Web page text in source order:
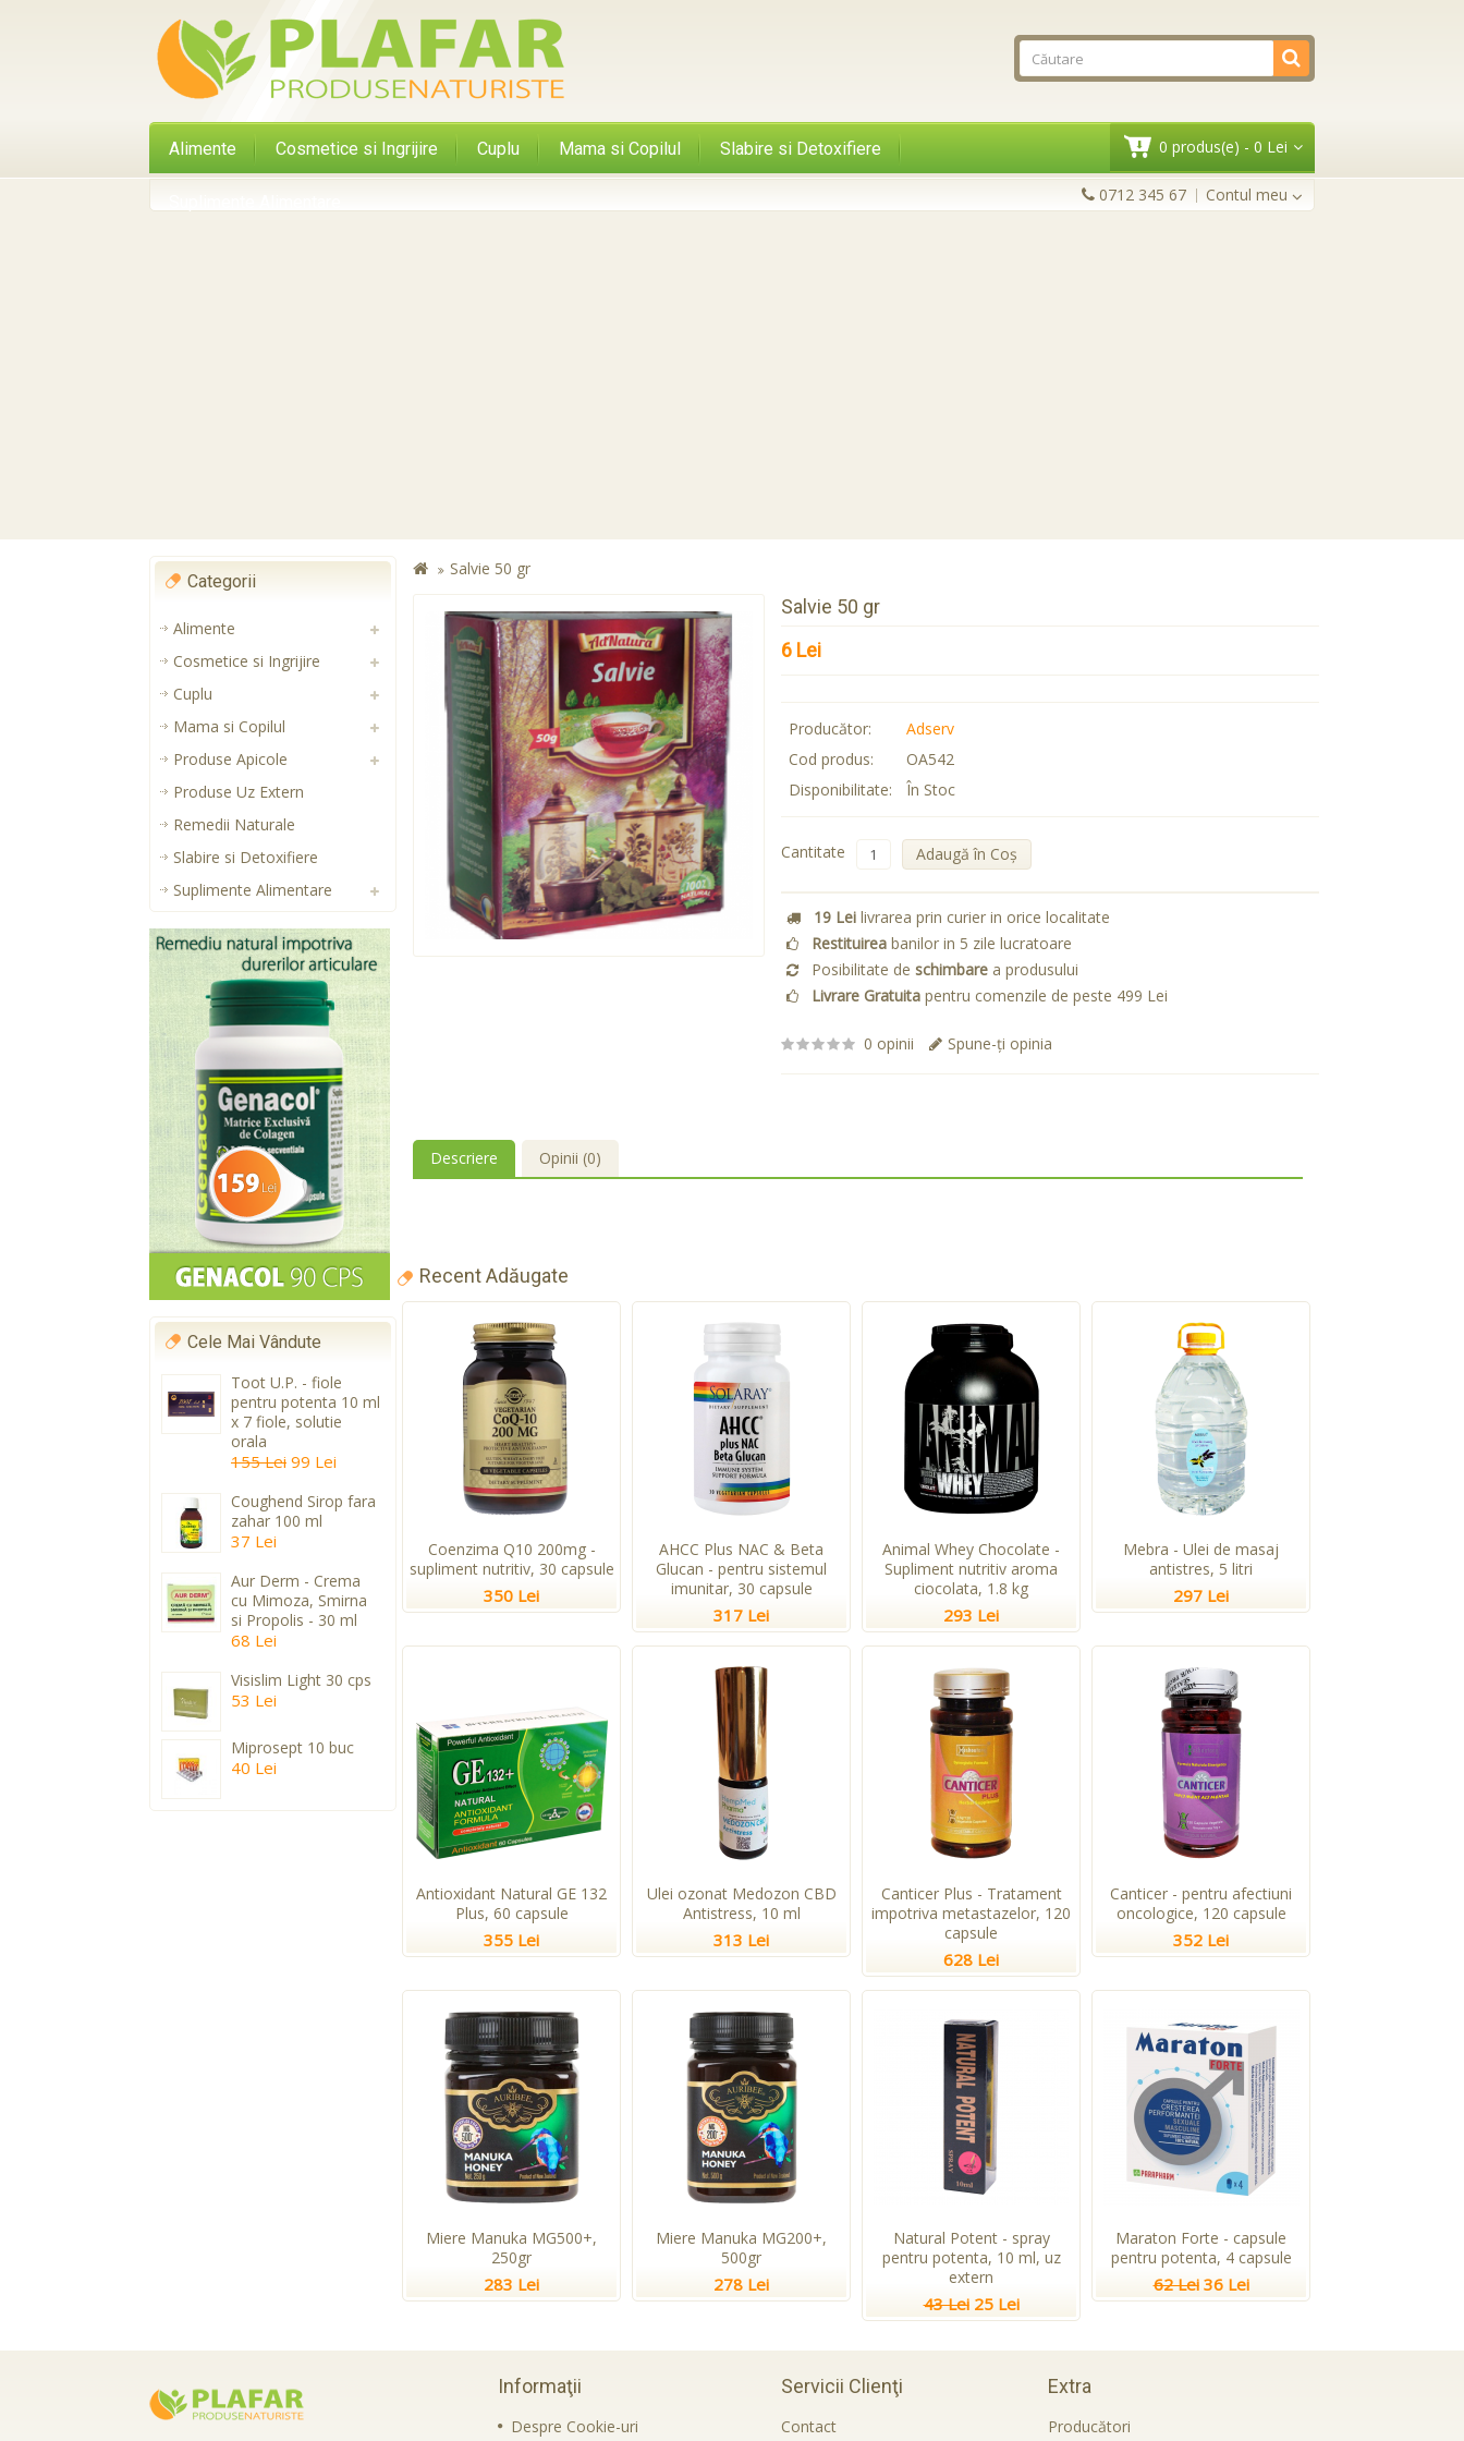
Alimente Cosmetice si Ingrijire Cuplu Mama si Copilul Slabire si Detoxifiere 0 produs(e) - 0 Lei
0712 345 67 Contul meu
Categorii
Alimente
Cosmetice si Ingrijire
Cuplu
Mama si Copilul
Produse Apicole
Produse Uz Extern
Remedii Naturale
Slabire si Detoxifiere
Suplimente Alimentare
Cele Mai Vândute
Toot U.P. - fiole
pentru potenta 10 ml
x 7 fiole, solutie
orala
155 Lei 99 Lei
Coughend Sirop fara
zahar 100 ml
37 Lei
Aur Derm - Crema
cu Mimoza, Smirna
si Propolis - 30 ml
68 Lei
Visislim Light 30 cps
53 Lei
Miprosept 10 buc
40 Lei
Salvie 50 gr
Salvie 50 gr
6 Lei
Producător:
Adserv
Cod produs:
OA542
Disponibilitate:
În Stoc
Cantitate Adaugă în Coş
19 Leilivrarea prin curier in orice localitate
Restituireabanilor in 5 zile lucratoare
Posibilitate de schimbarea produsului
Livrare Gratuitapentru comenzile de peste 499 Lei
0 opinii Spune-ţi opinia
Descriere Opinii (0)
Recent Adăugate
Coenzima Q10 200mg -
supliment nutritiv, 30 capsule
350 Lei
AHCC Plus NAC & Beta
Glucan - pentru sistemul
imunitar, 30 capsule
317 Lei
Animal Whey Chocolate -
Supliment nutritiv aroma
ciocolata, 1.8 kg
293 Lei
Mebra - Ulei de masaj
antistres, 5 litri
297 Lei
Antioxidant Natural GE 132
Plus, 60 capsule
355 Lei
Ulei ozonat Medozon CBD
Antistress, 10 ml
313 Lei
Canticer Plus - Tratament
impotriva metastazelor, 120
capsule
628 Lei
Canticer - pentru afectiuni
oncologice, 120 capsule
352 Lei
Miere Manuka MG500+,
250gr
283 Lei
Miere Manuka MG200+,
500gr
278 Lei
Natural Potent - spray
pentru potenta, 10 ml, uz
extern
43 Lei 25 Lei
Maraton Forte - capsule
pentru potenta, 4 capsule
62 Lei 36 Lei
Informaţii
Despre Cookie-uri
Servicii Clienţi
Contact
Extra
Producători